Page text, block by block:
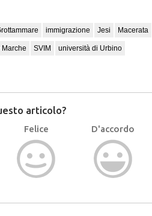
immigrazione Jesi Macerata
Marche SVIM università di Urbino
articolo?
Felice D'accordo